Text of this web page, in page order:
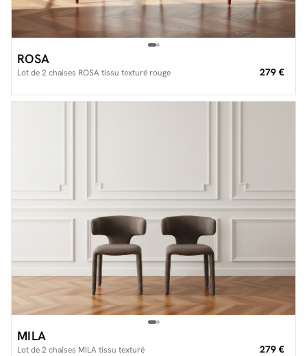
ROSA
Lot de 2 chaises ROSA tissu texturé rouge 279 €
MILA
Lot de 2 chaises MILA tissu texturé 279 €